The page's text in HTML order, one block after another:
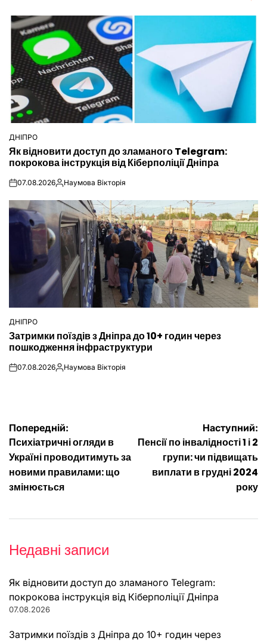
ОПУБЛІКУВАТИ
У
ДНІПРО
Як відновити доступ до зламаного Telegram:
покрокова інструкція від Кіберполіції Дніпра
on07.08.2026Опубліковано
Наумова Вікторія
ОПУБЛІКУВАТИ
У
ДНІПРО
Затримки поїздів з Дніпра до 10+ годин через
пошкодження інфраструктури
on07.08.2026Опубліковано
Наумова Вікторія
Навігація
записів
Попередній:
Психіатричні огляди в
Україні проводитимуть за
новими правилами: що
змінюється
Наступний:
Пенсії по інвалідності 1 і 2
групи: чи підвищать
виплати в грудні 2024
року
Недавні записи
Як відновити доступ до зламаного Telegram:
покрокова інструкція від Кіберполіції Дніпра
07.08.2026
Затримки поїздів з Дніпра до 10+ годин через